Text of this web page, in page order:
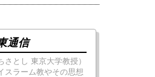
通信
さとし 東京大学教授）
スラーム教やその思想